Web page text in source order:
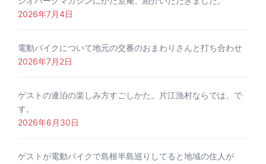
2026年7月4日
電動バイクについて地元の交番のおまわりさんと打ち合わせ
2026年7月2日
ゲストの連泊の楽しみ方すごしかた。片江漁村ならでは、で
す。
2026年6月30日
ゲストが電動バイクで島根半島巡りしてると地域の住人が